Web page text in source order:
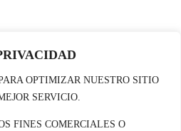
OPTIMIZAR NUESTRO SITIO
SERVICIO.
FINES COMERCIALES O